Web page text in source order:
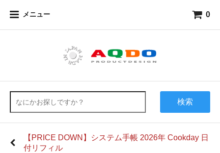
メニュー 0
検索
【PRICE DOWN】システム手帳 2026年 Cookday 日
付リフィル